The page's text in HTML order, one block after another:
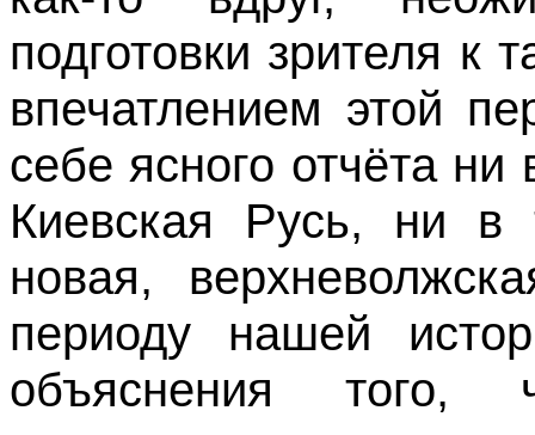
подготовки зрителя
впечатлением этой
себе ясного отчёта
Киевская Русь, ни в
новая,
периоду нашей
объяснения